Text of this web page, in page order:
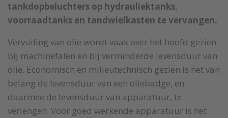
tankdopbeluchters op hydrauliektanks,
voorraadtanks en tandwielkasten te vervangen.
Vervuiling van olie wordt vaak over het hoofd gezien
bij machinefalen en bij verminderde levensduur van
olie. Economisch en milieutechnisch gezien is het van
belang de levensduur van een oliebadge, en
daarmee de levensduur van apparatuur, te
verlengen. Voor goed werkende apparatuur is het